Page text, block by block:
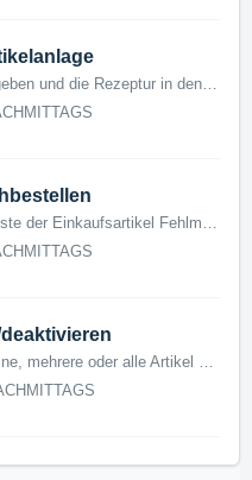
Damit du eine Bestellung aufgeben und die Rezeptur in den Verkaufsartikel pflegen kannst, musst du vorab die Einkaufsartikel anlegen. Sofern du einen Liefer...
Du kannst direkt aus deiner Liste der Einkaufsartikel Fehlmengen nachbestellen für einzelne Artikel oder für alle. Damit dies optimal funktioniert musst du ...
Du hast die Möglichkeit einzelne, mehrere oder alle Artikel gleichzeitig zu aktivieren oder zu deaktivieren. Benötigtes Modul: LINA Buy Benötigtes Re...